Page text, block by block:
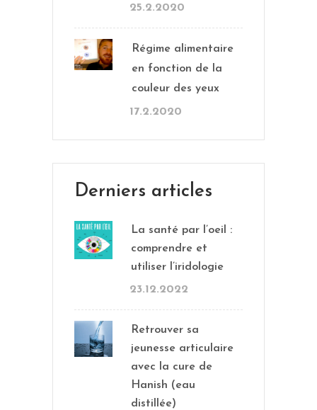
25.2.2020
Régime alimentaire
en fonction de la
couleur des yeux
17.2.2020
Derniers articles
La santé par l’oeil :
comprendre et
utiliser l’iridologie
23.12.2022
Retrouver sa
jeunesse articulaire
avec la cure de
Hanish (eau
distillée)